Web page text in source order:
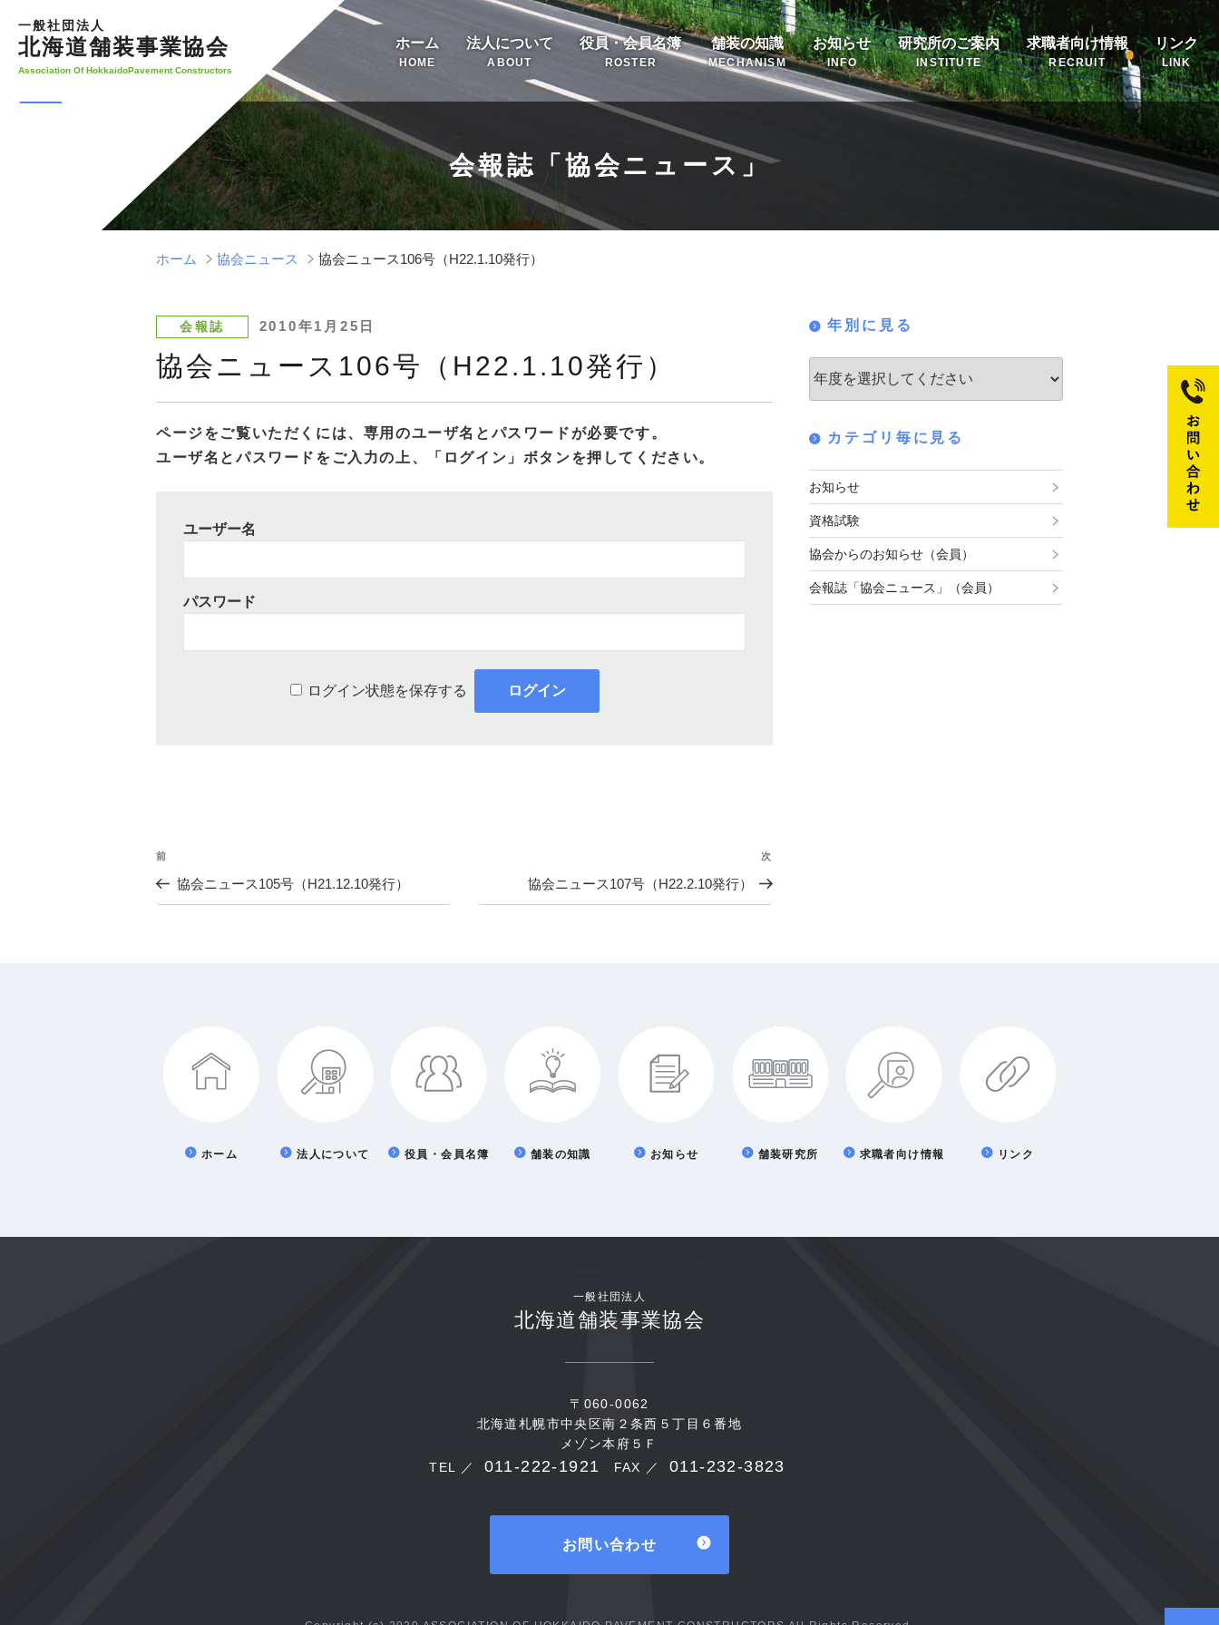
一般社団法人
北海道舗装事業協会
Association Of HokkaidoPavement Constructors
ホーム
HOME
法人について
ABOUT
役員・会員名簿
ROSTER
舗装の知識
MECHANISM
お知らせ
INFO
研究所のご案内
INSTITUTE
求職者向け情報
RECRUIT
リンク
LINK
会報誌「協会ニュース」
ホーム 協会ニュース 協会ニュース106号（H22.1.10発行）
会報誌
投
日:
2010年1月25日
協会ニュース106号（H22.1.10発行）
ページをご覧いただくには、専用のユーザ名とパスワードが必要です。
ユーザ名とパスワードをご入力の上、「ログイン」ボタンを押してください。
ユーザー名
パスワード
ログイン状態を保存する
投
稿
過
去
の
前
協会ニュース105号（H21.12.10発行）
次
協会ニュース107号（H22.2.10発行）
年別に見る
カテゴリ毎に見る
お知らせ
資格試験
協会からのお知らせ（会員）
会報誌「協会ニュース」（会員）
ホーム 法人について 役員・会員名簿 舗装の知識 お知らせ 舗装研究所 求職者向け情報 リンク
一般社団法人
北海道舗装事業協会
〒060-0062
北海道札幌市中央区南２条西５丁目６番地
メゾン本府５Ｆ
TEL ／
011-222-1921 FAX ／ 011-232-3823
お問い合わせ